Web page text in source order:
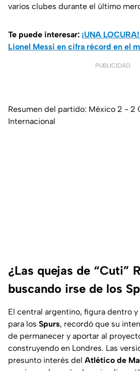
varios clubes durante el último
Te puede interesar: ¡UNA
Lionel Messi en cifra récord en el
PUBLICIDAD
Resumen del partido: México 2 - 2
Internacional
¿Las quejas de “Cuti”
buscando irse de los
El central argentino, figura dentro y
para los Spurs, recordó que su
de permanecer y aportar al
construyendo en Londres. Las
presunto interés del Atlético de